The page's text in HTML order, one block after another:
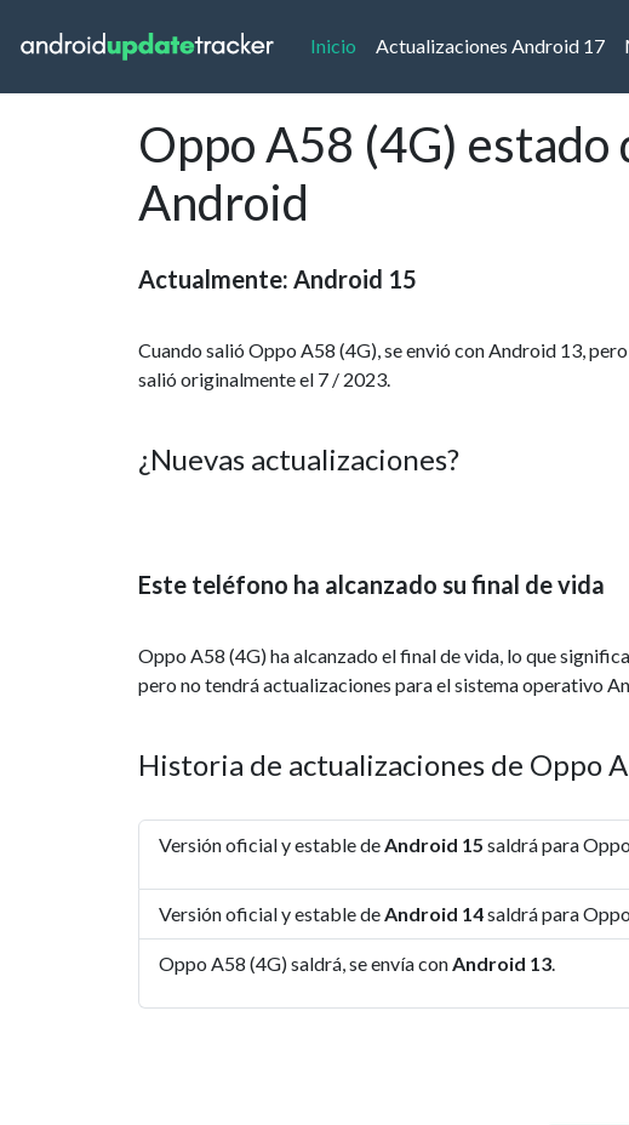
Inicio (current)
Actualizaciones Android 17
Oppo A58 (4G) estado
Android
Actualmente: Android 15
Cuando salió Oppo A58 (4G), se envió con Android 13,
salió originalmente el 7 / 2023.
¿Nuevas actualizaciones?
Este teléfono ha alcanzado su final de vida
Oppo A58 (4G) ha alcanzado el final de vida, lo que
pero no tendrá actualizaciones para el sistema operativo
Historia de actualizaciones de Oppo
Versión oficial y estable deAndroid 15 saldrá para
Versión oficial y estable deAndroid 14saldrá para
Oppo A58 (4G) saldrá, se envía conAndroid 13.